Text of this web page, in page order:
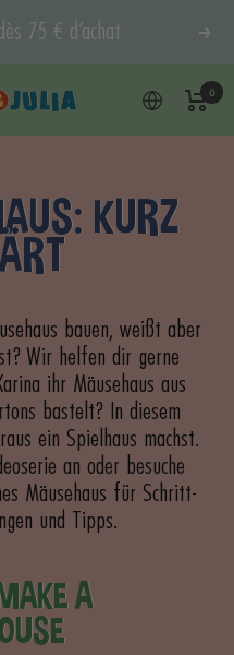
75 € d’achat
0
KURZ
bauen, weißt aber
Wir helfen dir gerne
ihr Mäusehaus aus
bastelt? In diesem
ein Spielhaus machst.
an oder besuche
Mäusehaus für Schritt-
und Tipps.
A